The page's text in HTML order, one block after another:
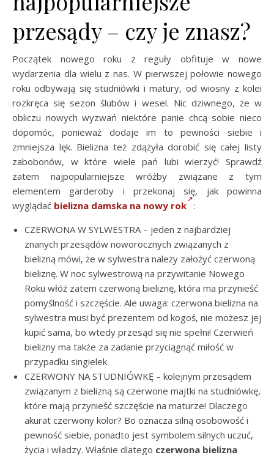
przesądy – czy je znasz?
Początek nowego roku z reguły obfituje w nowe
wydarzenia dla wielu z nas. W pierwszej połowie nowego
roku odbywają się studniówki i matury, od wiosny z kolei
rozkręca się sezon ślubów i wesel. Nic dziwnego, że w
obliczu nowych wyzwań niektóre panie chcą sobie nieco
dopomóc, ponieważ dodaje im to pewności siebie i
zmniejsza lęk. Bielizna też zdążyła dorobić się całej listy
zabobonów, w które wiele pań lubi wierzyć! Sprawdź
zatem najpopularniejsze wróżby związane z tym
elementem garderoby i przekonaj się, jak powinna
wyglądać bielizna damska na nowy rok :
CZERWONA W SYLWESTRA – jeden z najbardziej
znanych przesądów noworocznych związanych z
bielizną mówi, że w sylwestra należy założyć czerwoną
bieliznę. W noc sylwestrową na przywitanie Nowego
Roku włóż zatem czerwoną bieliznę, która ma przynieść
pomyślność i szczęście. Ale uwaga: czerwona bielizna na
sylwestra musi być prezentem od kogoś, nie możesz jej
kupić sama, bo wtedy przesąd się nie spełni! Czerwień
bielizny ma także za zadanie przyciągnąć miłość w
przypadku singielek.
CZERWONY NA STUDNIÓWKĘ – kolejnym przesądem
związanym z bielizną są czerwone majtki na studniówkę,
które mają przynieść szczęście na maturze! Dlaczego
akurat czerwony kolor? Bo oznacza silną osobowość i
pewność siebie, ponadto jest symbolem silnych uczuć,
życia i władzy. Właśnie dlatego czerwona bielizna